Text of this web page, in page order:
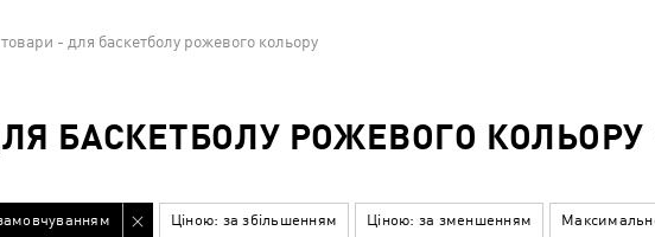
- для баскетболу рожевого кольору
БАСКЕТБОЛУ РОЖЕВОГО КОЛЬОРУ
Ціною: за збільшенням Ціною: за зменшенням